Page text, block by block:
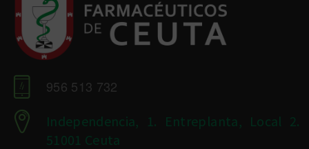
956 513 732
Independencia, 1. Entreplanta, Local 2.
51001 Ceuta